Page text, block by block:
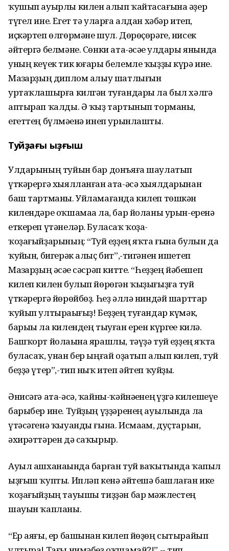
ҡушып ауырлы килен алып ҡайтасағына әҙер
түгел ине. Егет тә уларға алдан хәбәр итеп,
иҫкәртеп өлгөрмәне шул. Дөрөҫөрәге, нисек
әйтергә белмәне. Сөнки ата-әсәһе улдары янында
уның кеүек тик юғары белемле ҡыҙҙы күрә ине.
Мазһарҙың диплом алыу шатлығын
уртаҡлашырға килгән туғандары ла был хәлгә
аптырап ҡалды. Ә ҡыҙ тартынып торманы,
егеттең бүлмәһенә инеп урынлашты.
Туйҙағы ыҙғыш
Улдарының туйын бар донъяға шаулатып
үткәрергә хыялланған ата-әсә хыялдарынан
баш тартманы. Уйламағанда килеп төшкән
килендәре оҡшамаһа ла, бар йоланы урын-еренә
еткереп үтәнеләр. Буласаҡ ҡоҙа-
ҡоҙағыйҙарының: “Туй һеҙҙең яҡта ғына булһын да
ҡуйһын, бигерәк алыҫ бит”,-тигәнен ишетеп
Мазһарҙың әсәһе сәсрәп китте. “Һеҙҙең йәбешеп
килеп килен булып йөрөгән ҡыҙығыҙға туй
үткәрергә йөрөйбөҙ. Һеҙ әллә ниндәй шарттар
ҡуйып ултыраһығыҙ! Беҙҙең туғандар күмәк,
барыһы ла килендең тыуған ерен күргеһе килә.
Башҡорт йолаһына ярашлы, тәүҙә туй һеҙҙең яҡта
буласаҡ, унан бер ыңғай оҙатып алып килеп, туй
беҙҙә үтер”,-тип ныҡ итеп әйтеп ҡуйҙы.
Әнисәгә ата-әсә, ҡайны-ҡәйнәһенең һүҙгә килешеүе
барыбер ине. Туйҙың үҙҙәренең ауылында ла
үтәсәгенә ҡыуанды ғына. Исмаһам, дуҫтарын,
әхирәттәрен дә саҡырыр.
Ауыл ашханаһында барған туй ваҡытында ҡапыл
ыҙғыш ҡупты. Ипләп кенә әйтешә башлаған ике
ҡоҙағыйҙың тауышы тиҙҙән бар мәжлестең
шауын ҡапланы.
“Ер аяғы, ер башынан килеп йөҙөң сытырайып